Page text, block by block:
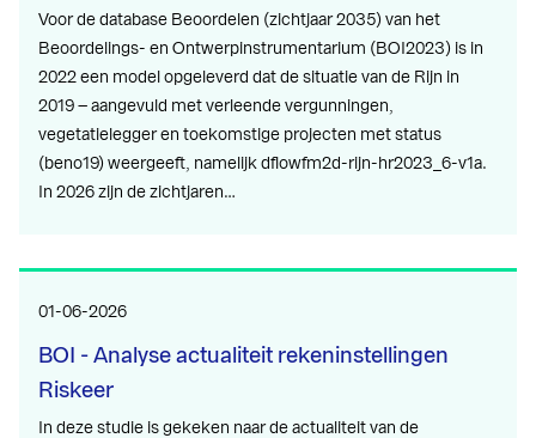
Voor de database Beoordelen (zichtjaar 2035) van het
Beoordelings- en Ontwerpinstrumentarium (BOI2023) is in
2022 een model opgeleverd dat de situatie van de Rijn in
2019 – aangevuld met verleende vergunningen,
vegetatielegger en toekomstige projecten met status
(beno19) weergeeft, namelijk dflowfm2d-rijn-hr2023_6-v1a.
In 2026 zijn de zichtjaren…
01-06-2026
BOI - Analyse actualiteit rekeninstellingen
Riskeer
In deze studie is gekeken naar de actualiteit van de